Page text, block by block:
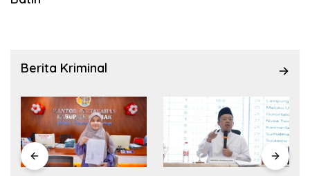
Berita Kriminal